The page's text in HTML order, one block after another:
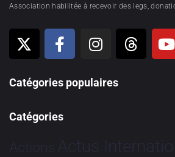
Association habilitée à recevoir des legs,
Catégories populaires
Catégories
Actions Actus